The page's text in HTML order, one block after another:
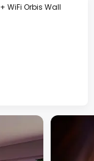
WiFi Orbis Wall